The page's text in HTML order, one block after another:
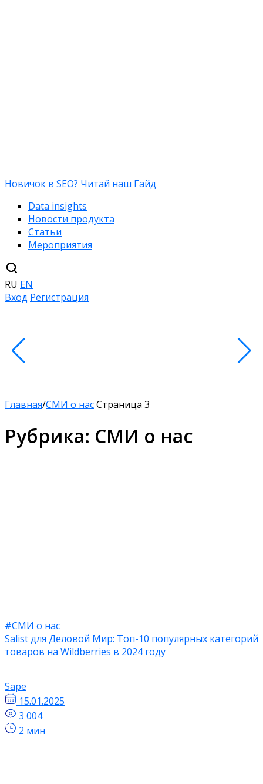
Новичок в SEO? Читай наш Гайд
Data insights
Новости продукта
Статьи
Мероприятия
RU EN
Вход Регистрация
Главная/СМИ о насСтраница 3
Рубрика: СМИ о нас
#СМИ о нас
Salist для Деловой Мир: Топ-10 популярных категорий
товаров на Wildberries в 2024 году
Sape
15.01.2025
3 004
2 мин